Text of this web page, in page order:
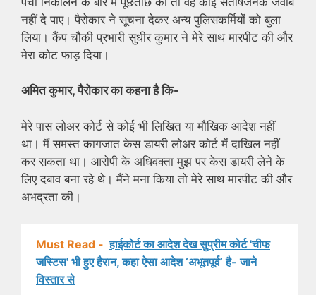
नहीं दे पाए। पैरोकार ने सूचना देकर अन्य पुलिसकर्मियों को बुला
लिया। कैंप चौकी प्रभारी सुधीर कुमार ने मेरे साथ मारपीट की और
मेरा कोट फाड़ दिया।
अमित कुमार, पैरोकार का कहना है कि-
मेरे पास लोअर कोर्ट से कोई भी लिखित या मौखिक आदेश नहीं
था। मैं समस्त कागजात केस डायरी लोअर कोर्ट में दाखिल नहीं
कर सकता था। आरोपी के अधिवक्ता मुझ पर केस डायरी लेने के
लिए दबाव बना रहे थे। मैंने मना किया तो मेरे साथ मारपीट की और
अभद्रता की।
Must Read - हाईकोर्ट का आदेश देख सुप्रीम कोर्ट 'चीफ
जस्टिस' भी हुए हैरान, कहा ऐसा आदेश ‘अभूतपूर्व’ है- जाने
विस्तार से